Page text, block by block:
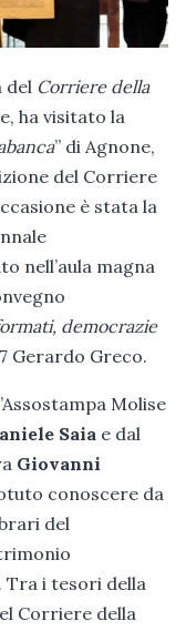
del Corriere della
ha visitato la
” di Agnone,
del Corriere
è stata la
nell’aula magna
democrazie
Gerardo Greco.
Molise
Saia e dal
Giovanni
conoscere da
del
Tra i tesori della
Corriere della